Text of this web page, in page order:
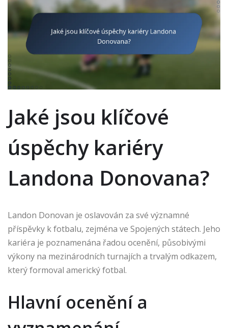
Jaké jsou klíčové
úspěchy kariéry
Landona Donovana?
Landon Donovan je oslavován za své významné
příspěvky k fotbalu, zejména ve Spojených státech. Jeho
kariéra je poznamenána řadou ocenění, působivými
výkony na mezinárodních turnajích a trvalým odkazem,
který formoval americký fotbal.
Hlavní ocenění a